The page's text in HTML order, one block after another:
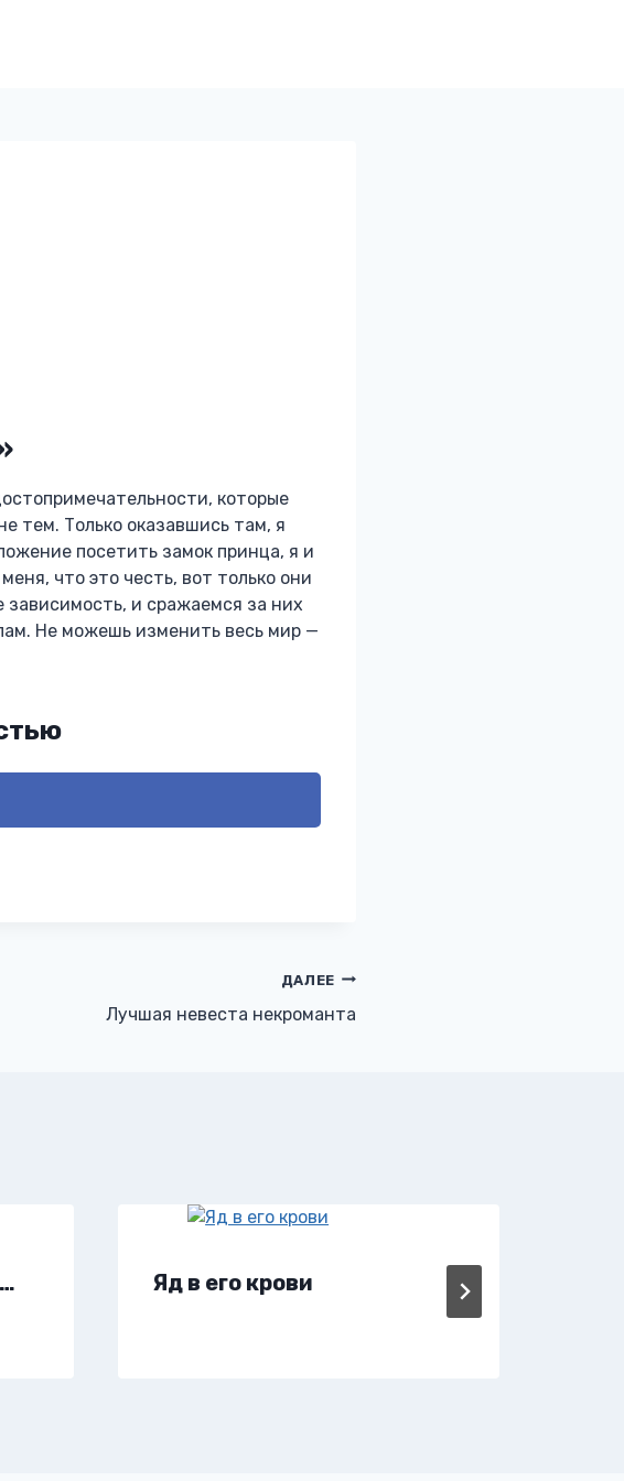
которые
тем. Только оказавшись там, я
посетить замок принца, я и
что это честь, вот только они
и сражаемся за них
Не можешь изменить весь мир —
ДАЛЕЕ
Лучшая невеста некроманта
Яд в его крови